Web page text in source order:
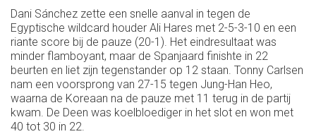
Dani Sánchez zette een snelle aanval in tegen de
Egyptische wildcard houder Ali Hares met 2-5-3-10 en een
riante score bij de pauze (20-1). Het eindresultaat was
minder flamboyant, maar de Spanjaard finishte in 22
beurten en liet zijn tegenstander op 12 staan. Tonny Carlsen
nam een voorsprong van 27-15 tegen Jung-Han Heo,
waarna de Koreaan na de pauze met 11 terug in de partij
kwam. De Deen was koelbloediger in het slot en won met
40 tot 30 in 22.